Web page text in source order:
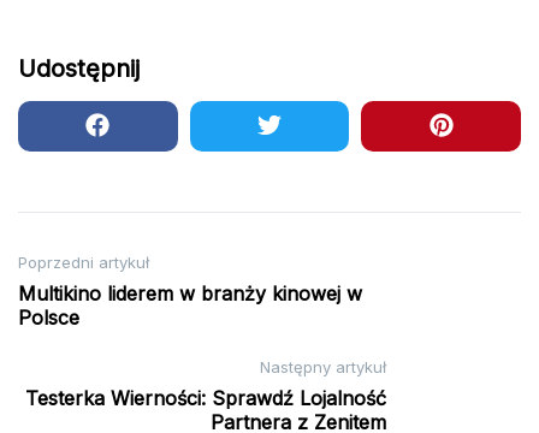
Udostępnij
Nawigacja
wpisu
Poprzedni artykuł
Multikino liderem w branży kinowej w
Polsce
Następny artykuł
Testerka Wierności: Sprawdź Lojalność
Partnera z Zenitem